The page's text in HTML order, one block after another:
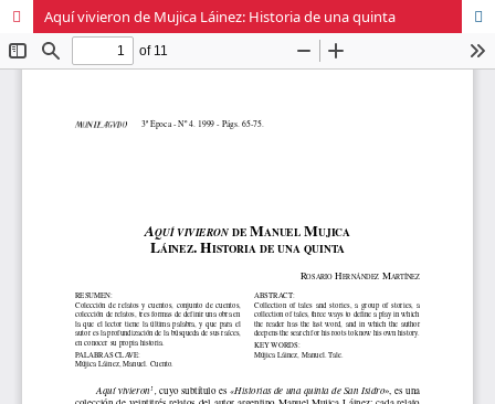
Aquí vivieron de Mujica Láinez: Historia de una quinta